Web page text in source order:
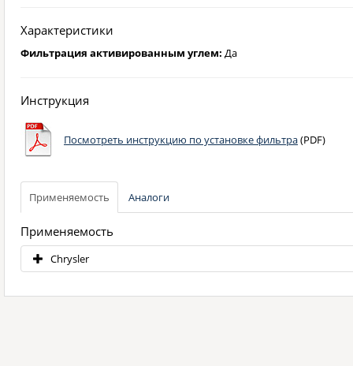
Характеристики
Фильтрация активированным углем: Да
Инструкция
Посмотреть инструкцию по установке фильтра(PDF)
Применяемость Аналоги
Применяемость
Chrysler